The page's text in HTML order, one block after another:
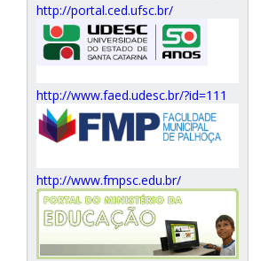
http://portal.ced.ufsc.br/
http://www.faed.udesc.br/?id=111
http://www.fmpsc.edu.br/